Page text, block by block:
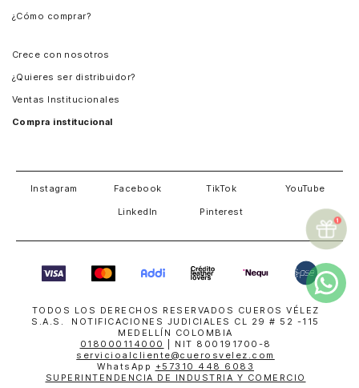
¿Cómo comprar?
Crece con nosotros
¿Quieres ser distribuidor?
Ventas Institucionales
Compra institucional
Instagram Facebook TikTok YouTube
LinkedIn Pinterest
TODOS LOS DERECHOS RESERVADOS CUEROS VÉLEZ
S.A.S. NOTIFICACIONES JUDICIALES CL 29 # 52 -115
MEDELLÍN COLOMBIA
018000114000
| NIT 800191700-8
servicioalcliente@cuerosvelez.com
WhatsApp +57310 448 6083
SUPERINTENDENCIA DE INDUSTRIA Y COMERCIO